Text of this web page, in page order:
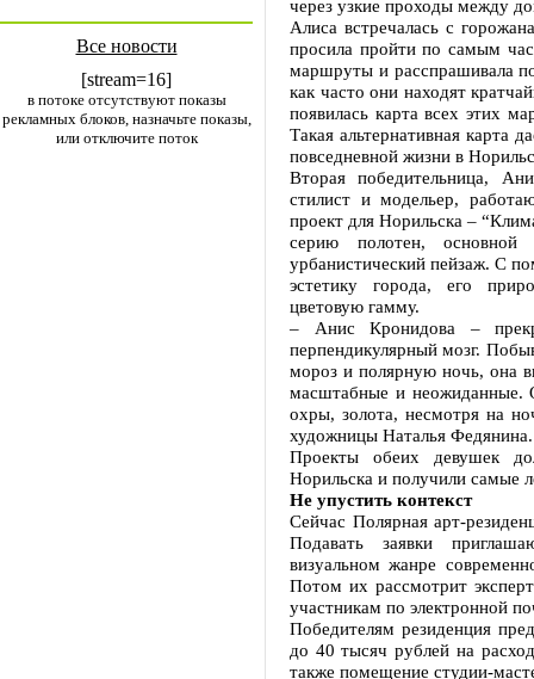
Все новости
[stream=16]
в потоке отсутствуют показы
рекламных блоков, назначьте показы,
или отключите поток
через узкие проходы между
Алиса встречалась с
просила пройти по самым
маршруты и расспрашивала
как часто они находят
появилась карта всех этих
Такая альтернативная карта
повседневной жизни в
Вторая победительница,
стилист и модельер,
проект для Норильска –
серию полотен,
урбанистический пейзаж. С
эстетику города, его
цветовую гамму.
– Анис Кронидова –
перпендикулярный мозг.
мороз и полярную ночь, она
масштабные и неожиданные.
охры, золота, несмотря на
художницы Наталья Федянина.
Проекты обеих девушек
Норильска и получили самые
Не упустить контекст
Сейчас Полярная арт-
Подавать заявки
визуальном жанре
Потом их рассмотрит
участникам по электронной
Победителям резиденция
до 40 тысяч рублей на
также помещение студии-